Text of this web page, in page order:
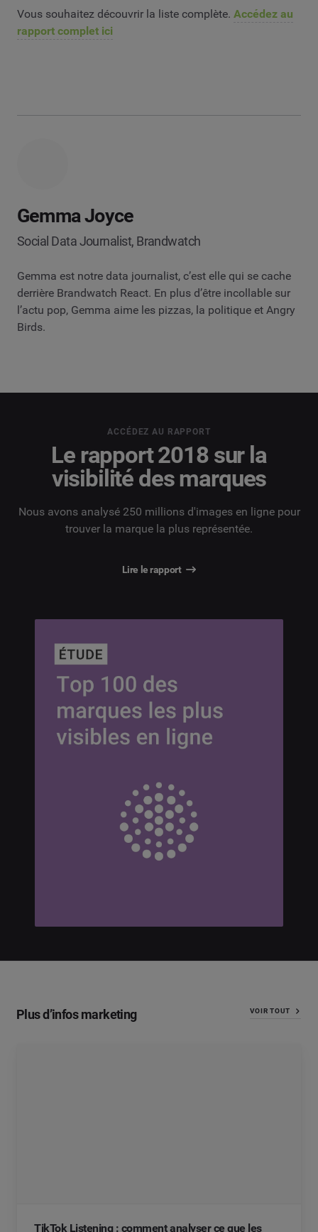
Vous souhaitez découvrir la liste complète. Accédez au
rapport complet ici
Gemma Joyce
Social Data Journalist, Brandwatch
Gemma est notre data journalist, c’est elle qui se cache
derrière Brandwatch React. En plus d’être incollable sur
l’actu pop, Gemma aime les pizzas, la politique et Angry
Birds.
ACCÉDEZ AU RAPPORT
Le rapport 2018 sur la
visibilité des marques
Nous avons analysé 250 millions d'images en ligne pour
trouver la marque la plus représentée.
Lire le rapport
Plus d’infos marketing VOIR TOUT
TikTok Listening : comment analyser ce que les